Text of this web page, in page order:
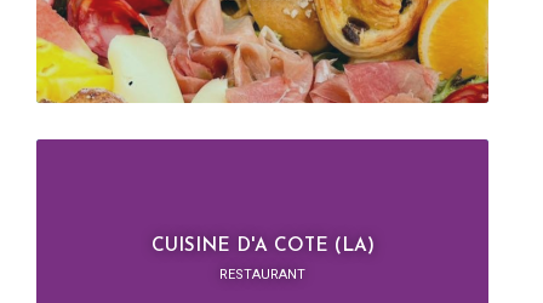
CUISINE D'A COTE (LA)
RESTAURANT